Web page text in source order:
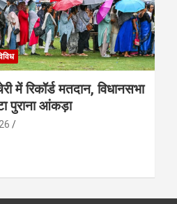
में रिकॉर्ड मतदान, विधानसभा
पुराना आंकड़ा